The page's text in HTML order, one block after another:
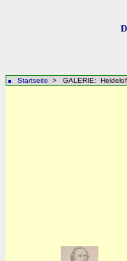
Startseite > GALERIE: